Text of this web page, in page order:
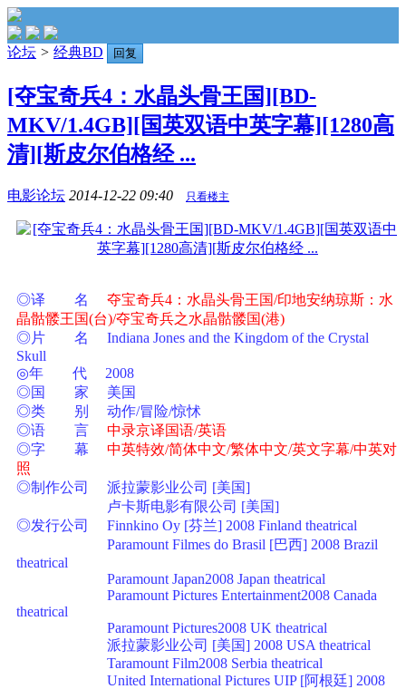
论坛 > 经典BD 回复
[夺宝奇兵4：水晶头骨王国][BD-
MKV/1.4GB][国英双语中英字幕][1280高
清][斯皮尔伯格经 ...
电影论坛 2014-12-22 09:40 只看楼主
◎译 名
夺宝奇兵4：水晶头骨王国/印地安纳琼斯：水
晶骷髅王国(台)/夺宝奇兵之水晶骷髅国(港)
◎片 名 Indiana Jones and the Kingdom of the Crystal
Skull
◎年 代 2008
◎国 家 美国
◎类 别 动作/冒险/惊怵
◎语 言 中录京译国语/英语
◎字 幕 中英特效/简体中文/繁体中文/英文字幕/中英对
照
◎制作公司 派拉蒙影业公司 [美国]
卢卡斯电影有限公司 [美国]
◎发行公司 Finnkino Oy [芬兰] 2008 Finland theatrical
Paramount Filmes do Brasil [巴西] 2008 Brazil
theatrical
Paramount Japan2008 Japan theatrical
Paramount Pictures Entertainment2008 Canada
theatrical
Paramount Pictures2008 UK theatrical
派拉蒙影业公司 [美国] 2008 USA theatrical
Taramount Film2008 Serbia theatrical
United International Pictures UIP [阿根廷] 2008